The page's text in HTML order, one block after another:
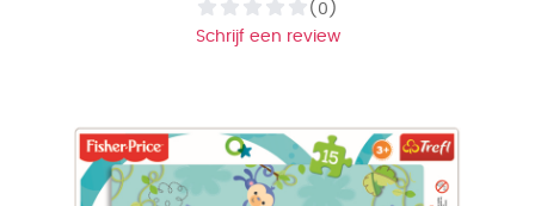
(0)
Schrijf een review